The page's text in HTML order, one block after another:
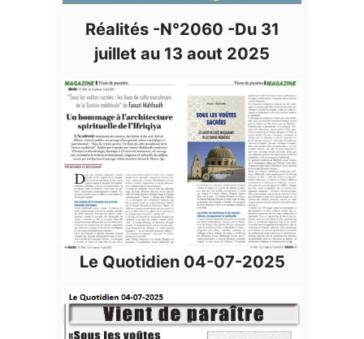
Réalités -N°2060 -Du 31
juillet au 13 aout 2025
Le Quotidien 04-07-2025